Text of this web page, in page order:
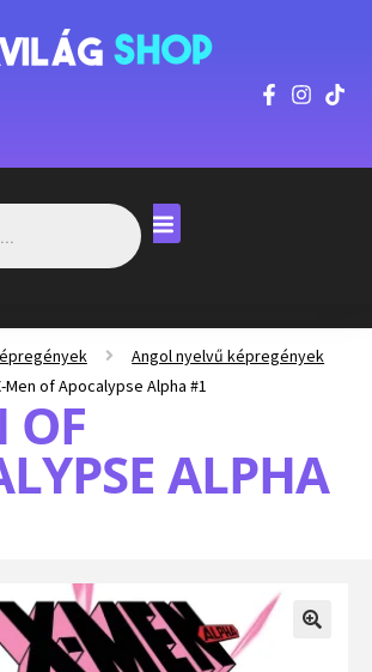
Angol nyelvű képregények
Men of Apocalypse Alpha #1
OF
ALPHA